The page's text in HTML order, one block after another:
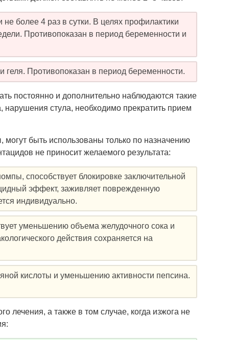
более 4 раз в сутки. В целях профилактики
Противопоказан в период беременности и
геля. Противопоказан в период беременности.
постоянно и дополнительно наблюдаются такие
стула, необходимо прекратить прием
быть использованы только по назначению
не приносит желаемого результата:
способствует блокировке заключительной
эффект, заживляет поврежденную
индивидуально.
уменьшению объема желудочного сока и
действия сохраняется на
кислоты и уменьшению активности пепсина.
лечения, а также в том случае, когда изжога не